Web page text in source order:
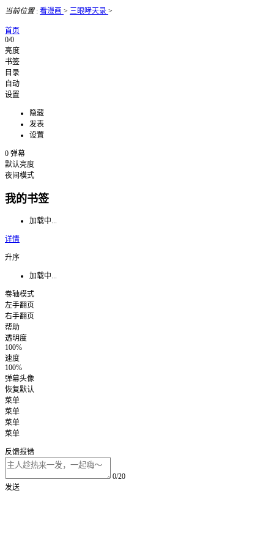
当前位置: 看漫画 > 三眼哮天录 >
首页
0/0
亮度
书签
目录
自动
设置
隐藏
发表
设置
0 弹幕
默认亮度
夜间模式
我的书签
加载中...
详情
升序
加载中...
卷轴模式
左手翻页
右手翻页
帮助
透明度
100%
速度
100%
弹幕头像
恢复默认
菜单
菜单
菜单
菜单
反馈报错
0/20
发送